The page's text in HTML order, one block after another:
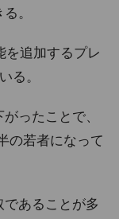
。
を追加するプレ
る。
ったことで、
の若者になって
あることが多